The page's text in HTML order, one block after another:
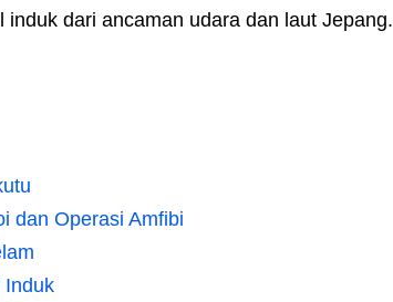
dari ancaman udara dan laut Jepang.
dan Operasi Amfibi
Induk